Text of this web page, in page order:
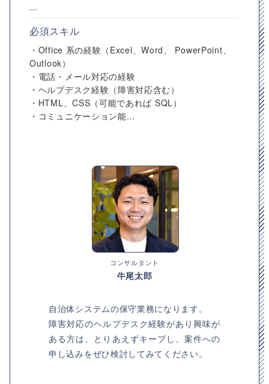
...
必須スキル
・Office 系の経験（Excel、Word、 PowerPoint、
Outlook）
・電話・メール対応の経験
・ヘルプデスク経験（障害対応含む）
・HTML、CSS（可能であれば SQL）
・コミュニケーション能...
コンサルタント
牛尾太郎
自治体システムの保守業務になります。
障害対応のヘルプデスク経験があり興味が
ある方は、とりあえずキープし、案件への
申し込みをぜひ検討してみてください。